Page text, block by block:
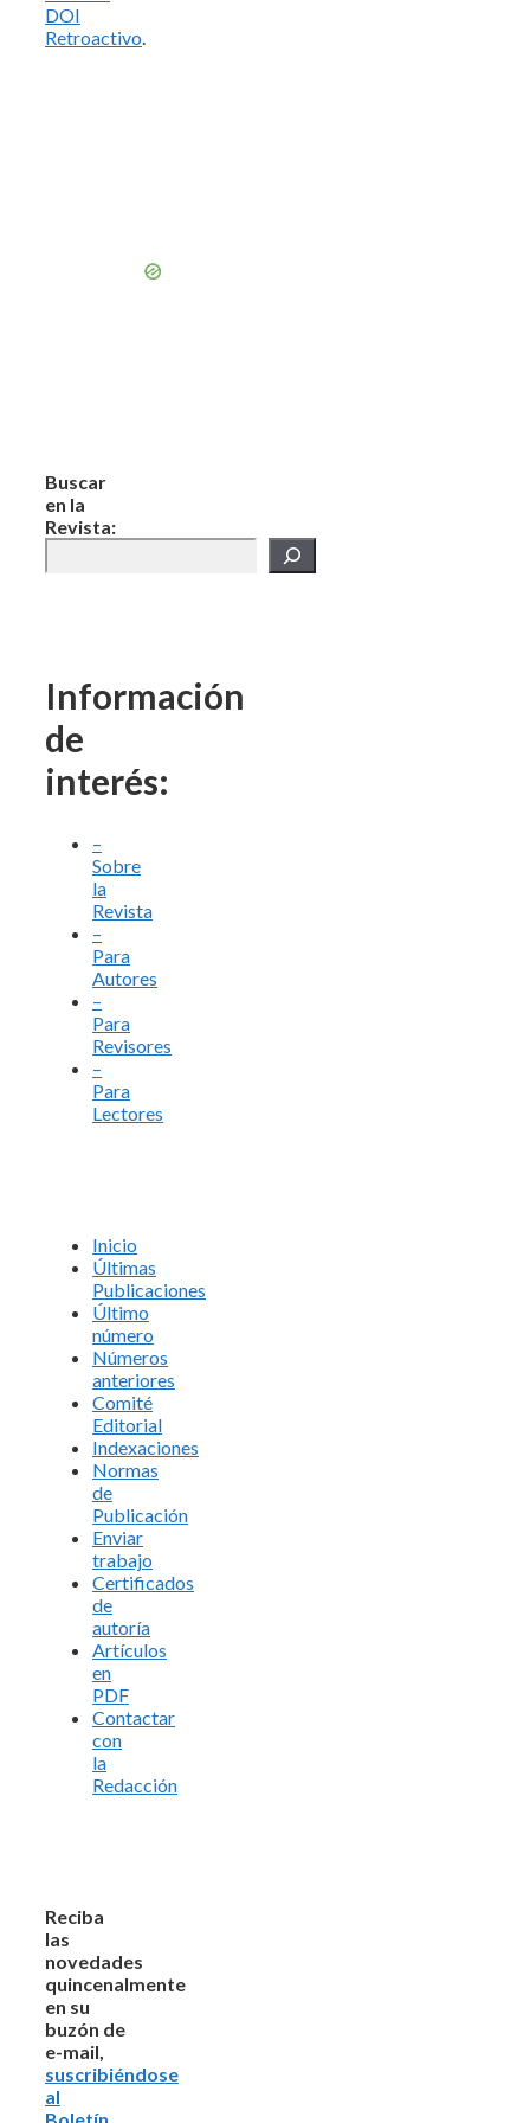
DOI
Retroactivo.
Buscar
en la
Revista:
Información
de
interés:
–
Sobre
la
Revista
–
Para
Autores
–
Para
Revisores
–
Para
Lectores
Inicio
Últimas
Publicaciones
Último
número
Números
anteriores
Comité
Editorial
Indexaciones
Normas
de
Publicación
Enviar
trabajo
Certificados
de
autoría
Artículos
en
PDF
Contactar
con
la
Redacción
Reciba
las
novedades
quincenalmente
en su
buzón de
e-mail,
suscribiéndose
al